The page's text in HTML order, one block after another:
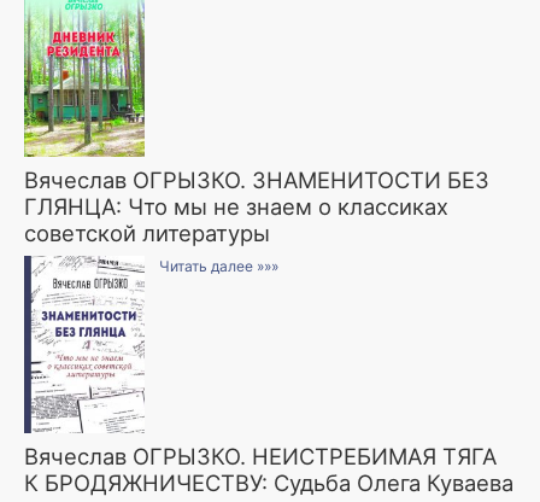
Вячеслав ОГРЫЗКО. ЗНАМЕНИТОСТИ БЕЗ
ГЛЯНЦА: Что мы не знаем о классиках
советской литературы
Читать далее »»»
Вячеслав ОГРЫЗКО. НЕИСТРЕБИМАЯ ТЯГА
К БРОДЯЖНИЧЕСТВУ: Судьба Олега Куваева